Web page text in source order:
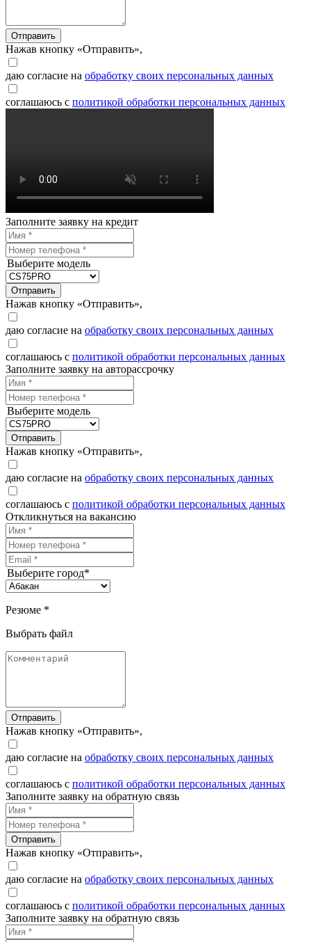
Отправить
Нажав кнопку «Отправить»,
даю согласие на обработку своих персональных данных
соглашаюсь с политикой обработки персональных данных
Заполните заявку на кредит
Выберите модель
Отправить
Нажав кнопку «Отправить»,
даю согласие на обработку своих персональных данных
соглашаюсь с политикой обработки персональных данных
Заполните заявку на авторассрочку
Выберите модель
Отправить
Нажав кнопку «Отправить»,
даю согласие на обработку своих персональных данных
соглашаюсь с политикой обработки персональных данных
Откликнуться на вакансию
Выберите город*
Резюме *
Выбрать файл
Отправить
Нажав кнопку «Отправить»,
даю согласие на обработку своих персональных данных
соглашаюсь с политикой обработки персональных данных
Заполните заявку на обратную связь
Отправить
Нажав кнопку «Отправить»,
даю согласие на обработку своих персональных данных
соглашаюсь с политикой обработки персональных данных
Заполните заявку на обратную связь